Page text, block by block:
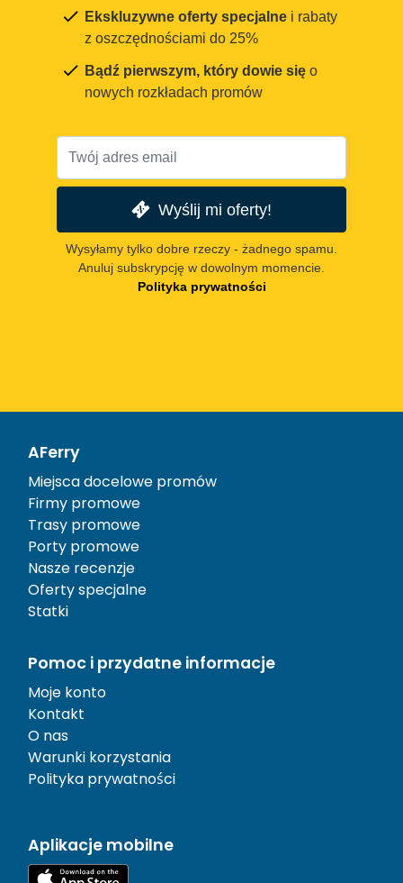
Ekskluzywne oferty specjalne i rabaty
z oszczędnościami do 25%
Bądź pierwszym, który dowie się o
nowych rozkładach promów
Wyślij mi oferty!
Wysyłamy tylko dobre rzeczy - żadnego spamu.
Anuluj subskrypcję w dowolnym momencie.
Polityka prywatności
AFerry
Miejsca docelowe promów
Firmy promowe
Trasy promowe
Porty promowe
Nasze recenzje
Oferty specjalne
Statki
Pomoc i przydatne informacje
Moje konto
Kontakt
O nas
Warunki korzystania
Polityka prywatności
Aplikacje mobilne